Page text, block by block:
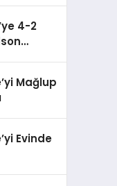
4-2
Mağlup
Evinde